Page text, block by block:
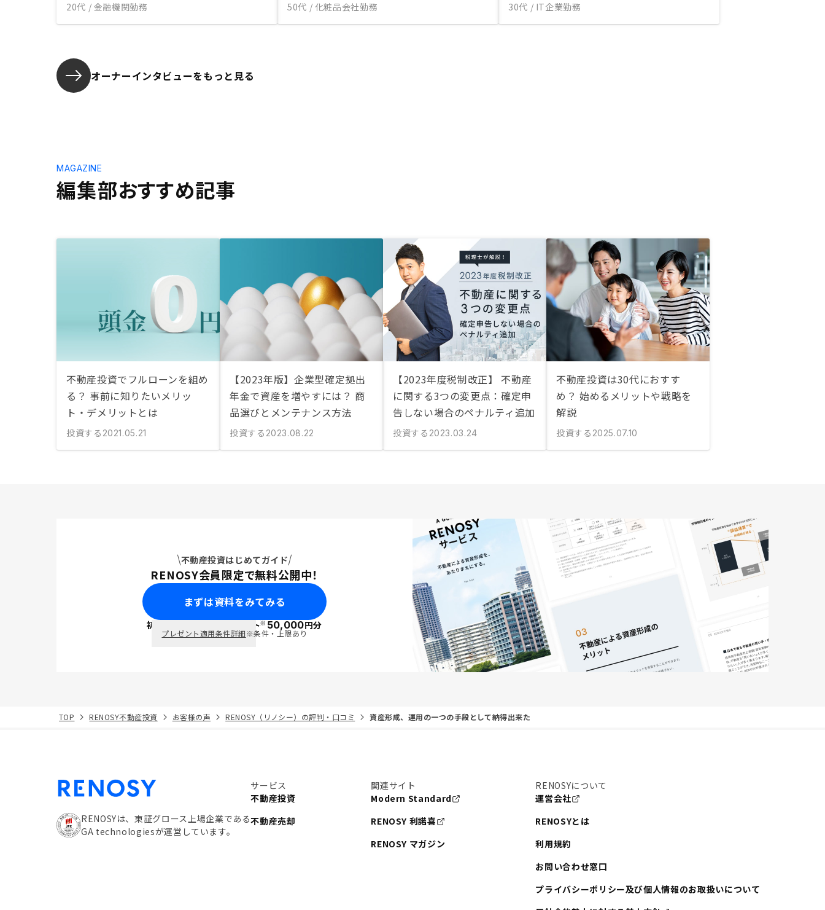
20代 / 金融機関勤務 50代 / 化粧品会社勤務 30代 / IT企業勤務
オーナーインタビューをもっと見る
編集部おすすめ記事
MAGAZINE
不動産投資でフルローンを組め
る？ 事前に知りたいメリッ
ト・デメリットとは
投資する 2021.05.21
【2023年版】企業型確定拠出
年金で資産を増やすには？ 商
品選びとメンテナンス方法
投資する 2023.08.22
【2023年度税制改正】 不動産
に関する3つの変更点：確定申
告しない場合のペナルティ追加
投資する 2023.03.24
不動産投資は30代におすす
め？ 始めるメリットや戦略を
解説
投資する 2025.07.10
不動産投資はじめてガイド
RENOSY会員限定で無料公開中！
まずは資料をみてみる
初回面談で ポイント※50,000円分
プレゼント適用条件詳細※条件・上限あり
TOP RENOSY不動産投資 お客様の声 RENOSY（リノシー）の評判・口コミ 資産形成、運用の一つの手段として納得出来た
RENOSYは、東証グロース上場企業である
GA technologiesが運営しています。
サービス
不動産投資
不動産売却
関連サイト
Modern Standard
RENOSY 利諾喜
RENOSY マガジン
RENOSYについて
運営会社
RENOSYとは
利用規約
お問い合わせ窓口
プライバシーポリシー及び個人情報のお取扱いについて